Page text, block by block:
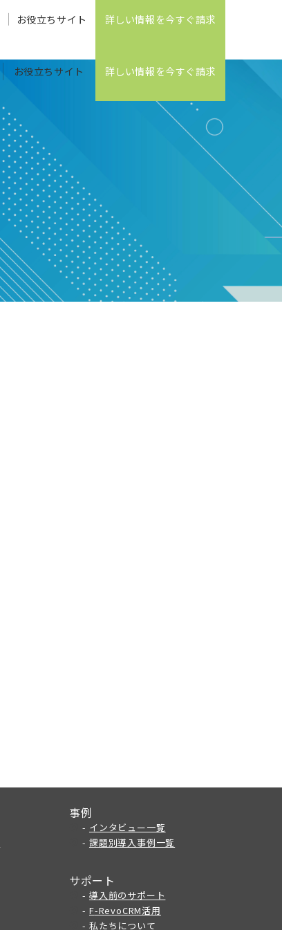
お役立ちサイト 詳しい情報を今すぐ請求
お役立ちサイト 詳しい情報を今すぐ請求
事例
- インタビュー一覧
- 課題別導入事例一覧
サポート
- 導入前のサポート
- F-RevoCRM活用
- 私たちについて